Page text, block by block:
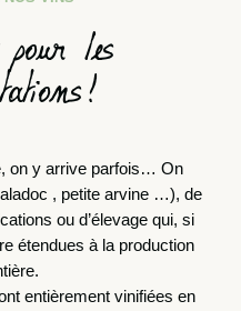
les
on y arrive parfois… On
, petite arvine …), de
ou d’élevage qui, si
étendues à la production
entièrement vinifiées en